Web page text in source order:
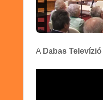
A Dabas Televízió